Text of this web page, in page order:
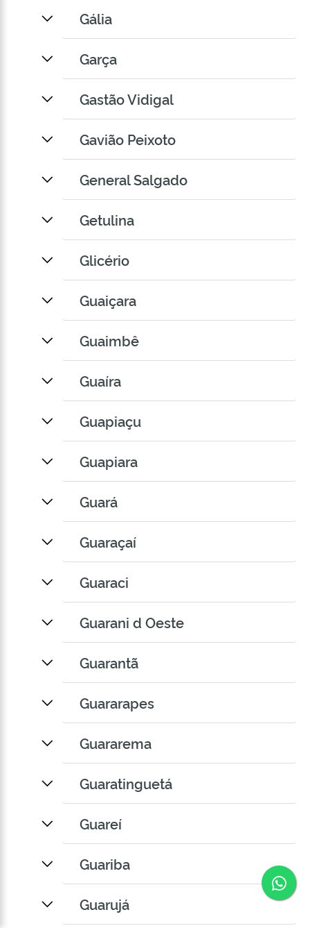
Gália
Garça
Gastão Vidigal
Gavião Peixoto
General Salgado
Getulina
Glicério
Guaiçara
Guaimbê
Guaíra
Guapiaçu
Guapiara
Guará
Guaraçaí
Guaraci
Guarani d Oeste
Guarantã
Guararapes
Guararema
Guaratinguetá
Guareí
Guariba
Guarujá